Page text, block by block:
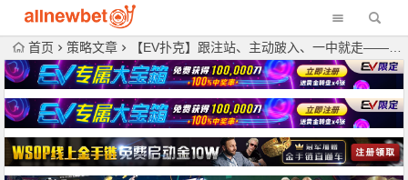
首页 策略文章 【EV扑克】跟注站、主动跛入、一中就走——现金桌最容易被吃穿的三种打法，你中招了吗？